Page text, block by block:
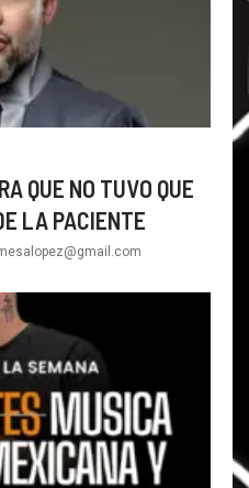
QUE NO TUVO QUE
LA PACIENTE